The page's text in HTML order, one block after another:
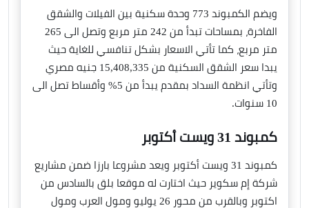
ويضم الكمبوند 773 وحدة سكنية بين الفيلات والشقق
الفاخرة، بمساحات تبدأ من 242 متر مربع وتصل الى 265
متر مربع، كما تأتي الاسعار بشكل تنافسي للغاية حيث
يبدا سعر الشقق السكنية من 15,408,335 جنيه مصري
وتأتي انظمة السداد بمقدم يبدأ من 5% وأقساط تصل الى
10 سنوات.
كمبوند 31 ويست أكتوبر
كمبوند 31 ويست أكتوبر ويعد مشروعا بارزا ضمن مشاريع
شركة إم سكوير حيث اختارت له موقعا بلق بالسادس من
اكتوبر وبالقرب من محور 26 يوليو ومول العرب ومول